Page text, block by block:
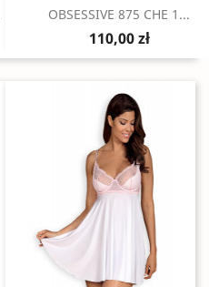
Szybki podgląd
OBSESSIVE 875 CHE 1...
110,00 zł